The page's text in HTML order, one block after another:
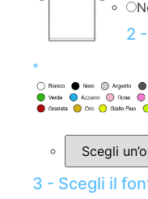
2
*
3 - Scegli il